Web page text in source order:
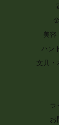
美容
ハン
文具・
ラ
お